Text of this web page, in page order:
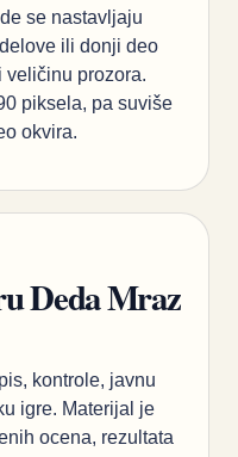
se nastavljaju
ili donji deo
veličinu prozora.
piksela, pa suviše
okvira.
Deda Mraz
kontrole, javnu
igre. Materijal je
ocena, rezultata